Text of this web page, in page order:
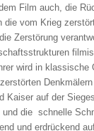
Film auch, die
die vom Krieg
Zerstörung
wird in klassische
Kaiser auf der
und die schnelle
und erdrückend